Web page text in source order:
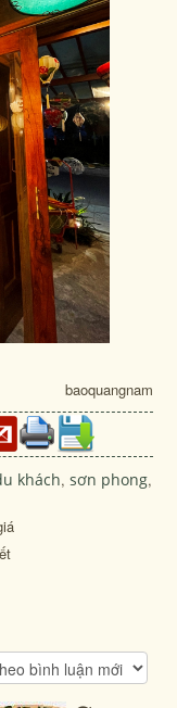
baoquangnam
khách,sơn phong,